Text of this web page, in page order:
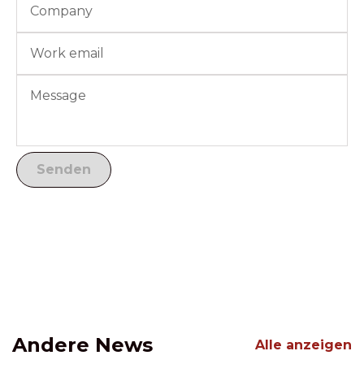
Andere News Alle anzeigen